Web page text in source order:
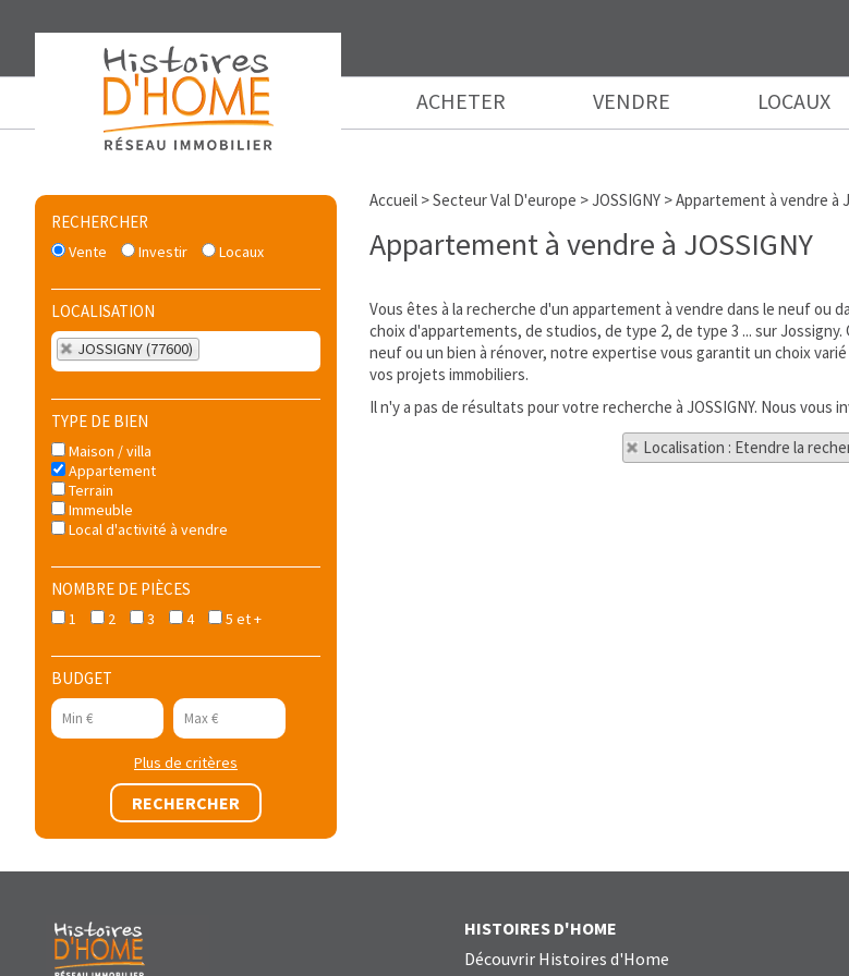
ACHETER VENDRE LOCAUX
RECHERCHER
Vente Investir Locaux
LOCALISATION
JOSSIGNY (77600)
TYPE DE BIEN
Maison / villa
Appartement
Terrain
Immeuble
Local d'activité à vendre
NOMBRE DE PIÈCES
1 2 3 4 5 et +
BUDGET
Plus de critères
Accueil >Secteur Val D'europe >JOSSIGNY >Appartement à vendre à
Appartement à vendre à JOSSIGNY
Vous êtes à la recherche d'un appartement à vendre dans le neuf ou
choix d'appartements, de studios, de type 2, de type 3 ... sur
neuf ou un bien à rénover, notre expertise vous garantit un choix
vos projets immobiliers.
Il n'y a pas de résultats pour votre recherche à JOSSIGNY. Nous vous
Localisation : Etendre la
HISTOIRES D'HOME
Découvrir Histoires d'Home